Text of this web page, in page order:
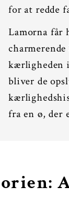
for at redde
Lamorna får
kærligheden
bliver de
fra en ø, der